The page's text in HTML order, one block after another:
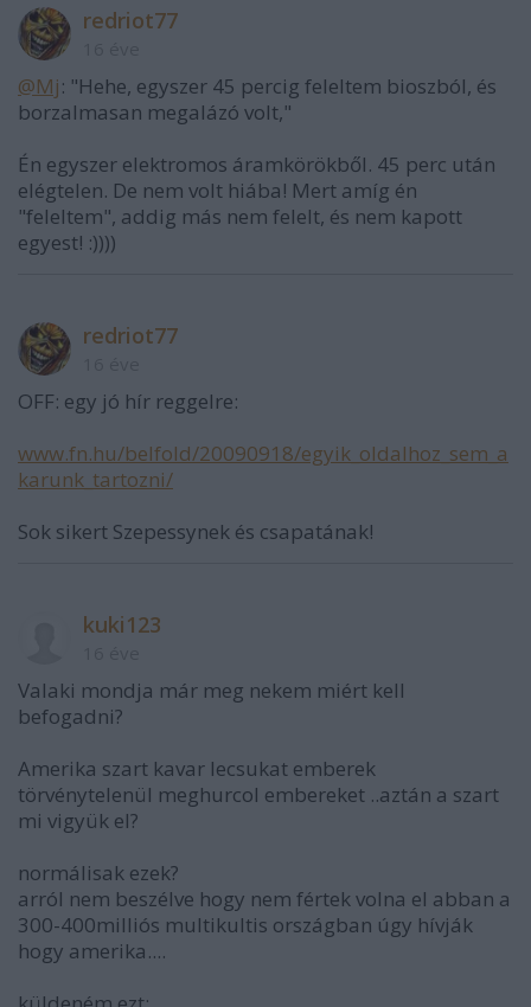
redriot77
@Mj: "Hehe, egyszer 45 percig feleltem bioszból, és
borzalmasan megalázó volt,"
Én egyszer elektromos áramkörökből. 45 perc után
elégtelen. De nem volt hiába! Mert amíg én
"feleltem", addig más nem felelt, és nem kapott
egyest! :))))
redriot77
OFF: egy jó hír reggelre:
www.fn.hu/belfold/20090918/egyik_oldalhoz_sem_a
karunk_tartozni/
Sok sikert Szepessynek és csapatának!
kuki123
Valaki mondja már meg nekem miért kell
befogadni?
Amerika szart kavar lecsukat emberek
törvénytelenül meghurcol embereket ..aztán a szart
mi vigyük el?
normálisak ezek?
arról nem beszélve hogy nem fértek volna el abban a
300-400milliós multikultis országban úgy hívják
hogy amerika....